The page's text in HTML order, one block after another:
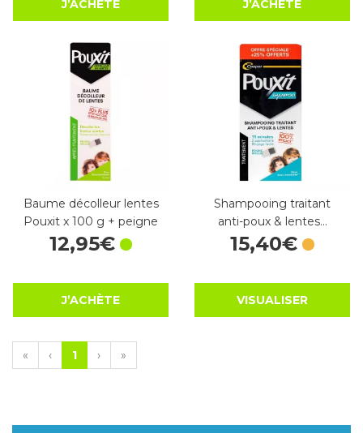
J’ACHÈTE J’ACHÈTE
Baume décolleur lentes
Pouxit x 100 g + peigne
12,95€
J’ACHÈTE
Shampooing traitant
anti-poux & lentes…
15,40€
VISUALISER
« ‹ 1 › »